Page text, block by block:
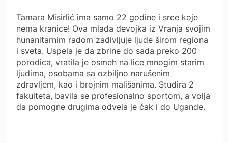
Tamara Misirlić ima samo 22 godine i srce koje
nema kranice! Ova mlada devojka iz Vranja svojim
hunanitarnim radom zadivljuje ljude širom regiona
i sveta. Uspela je da zbrine do sada preko 200
porodica, vratila je osmeh na lice mnogim starim
ljudima, osobama sa ozbiljno narušenim
zdravljem, kao i brojnim mališanima. Studira 2
fakulteta, bavila se profesionalno sportom, a volja
da pomogne drugima odvela je čak i do Ugande.